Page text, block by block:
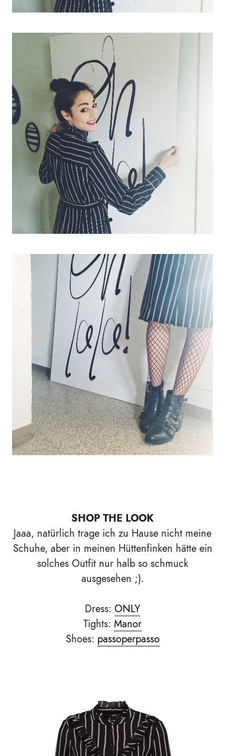
SHOP THE LOOK
Jaaa, natürlich trage ich zu Hause nicht meine
Schuhe, aber in meinen Hüttenfinken hätte ein
solches Outfit nur halb so schmuck
ausgesehen ;).
Dress: ONLY
Tights: Manor
Shoes: passoperpasso